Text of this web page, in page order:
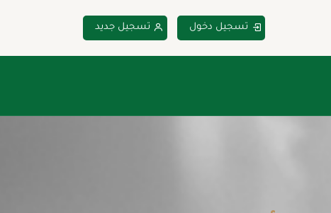
تسجيل دخول تسجيل جديد